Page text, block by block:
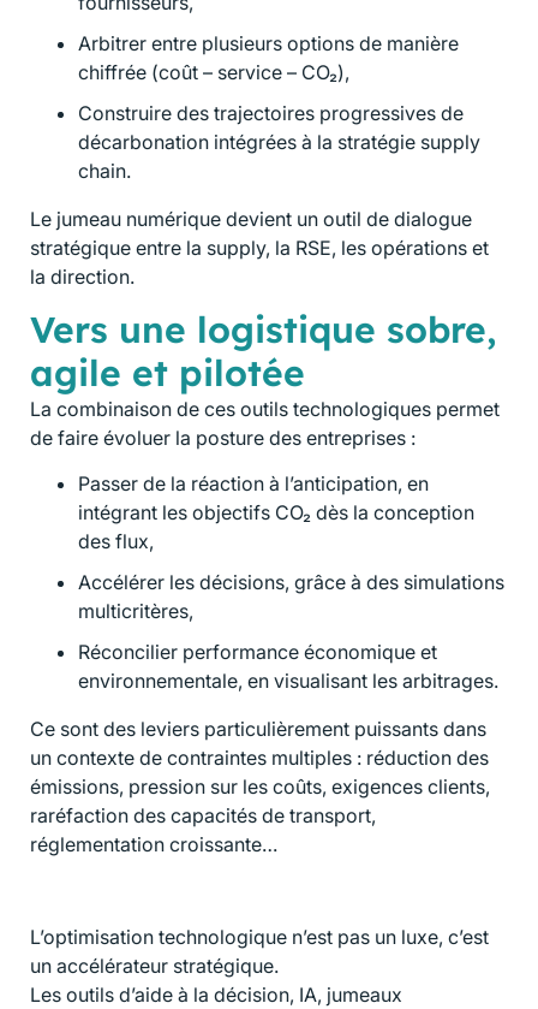
Arbitrer entre plusieurs options de manière
chiffrée (coût – service – CO₂),
Construire des trajectoires progressives de
décarbonation intégrées à la stratégie supply
chain.
Le jumeau numérique devient un outil de dialogue
stratégique entre la supply, la RSE, les opérations et
la direction.
Vers une logistique sobre,
agile et pilotée
La combinaison de ces outils technologiques permet
de faire évoluer la posture des entreprises :
Passer de la réaction à l’anticipation, en
intégrant les objectifs CO₂ dès la conception
des flux,
Accélérer les décisions, grâce à des simulations
multicritères,
Réconcilier performance économique et
environnementale, en visualisant les arbitrages.
Ce sont des leviers particulièrement puissants dans
un contexte de contraintes multiples : réduction des
émissions, pression sur les coûts, exigences clients,
raréfaction des capacités de transport,
réglementation croissante…
L’optimisation technologique n’est pas un luxe, c’est
un accélérateur stratégique.
Les outils d’aide à la décision, IA, jumeaux